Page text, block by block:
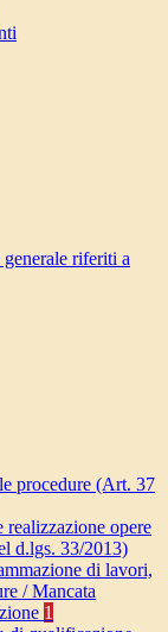
riferiti a
procedure (Art. 37
realizzazione opere
d.lgs. 33/2013)
di lavori,
/ Mancata
1